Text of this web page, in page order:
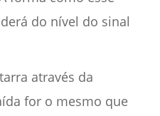
do nível do sinal
através da
for o mesmo que